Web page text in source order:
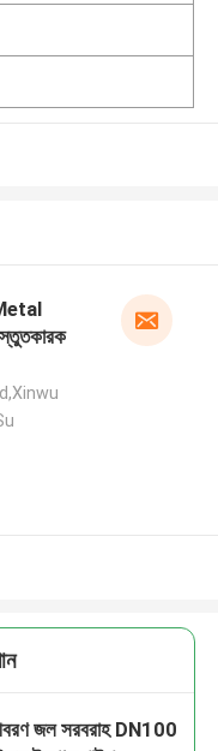
জল সরবরাহ DN100